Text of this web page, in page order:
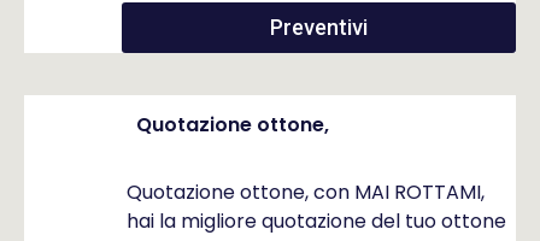
Preventivi
Quotazione ottone,
Quotazione ottone, con MAI ROTTAMI,
hai la migliore quotazione del tuo ottone